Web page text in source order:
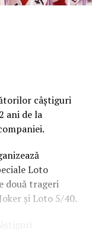
câştiguri
ani de la
Loto
două trageri
şi Loto 5/40.